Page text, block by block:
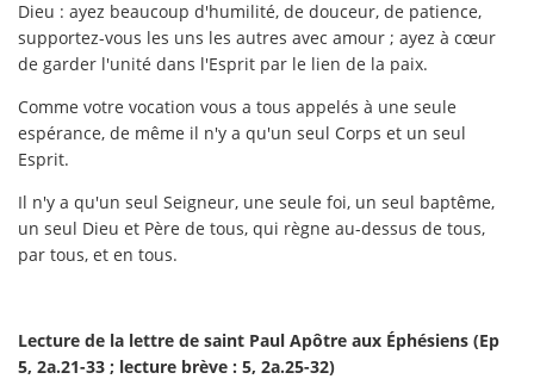
Dieu : ayez beaucoup d'humilité, de douceur, de patience,
supportez-vous les uns les autres avec amour ; ayez à cœur
de garder l'unité dans l'Esprit par le lien de la paix.
Comme votre vocation vous a tous appelés à une seule
espérance, de même il n'y a qu'un seul Corps et un seul
Esprit.
Il n'y a qu'un seul Seigneur, une seule foi, un seul baptême,
un seul Dieu et Père de tous, qui règne au-dessus de tous,
par tous, et en tous.
Lecture de la lettre de saint Paul Apôtre aux Éphésiens (Ep
5, 2a.21-33 ; lecture brève : 5, 2a.25-32)